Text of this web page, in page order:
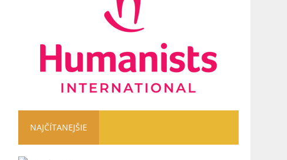
NAJČÍTANEJŠIE